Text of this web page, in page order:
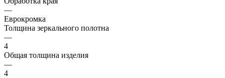
—
Еврокромка
Толщина зеркального полотна
—
4
Общая толщина изделия
—
4